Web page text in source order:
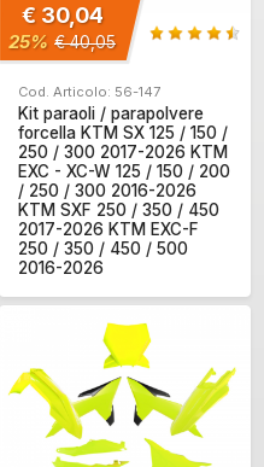
€ 30,04
25% € 40,05
Cod. Articolo: 56-147
Kit paraoli / parapolvere
forcella KTM SX 125 / 150 /
250 / 300 2017-2026 KTM
EXC - XC-W 125 / 150 / 200
/ 250 / 300 2016-2026
KTM SXF 250 / 350 / 450
2017-2026 KTM EXC-F
250 / 350 / 450 / 500
2016-2026